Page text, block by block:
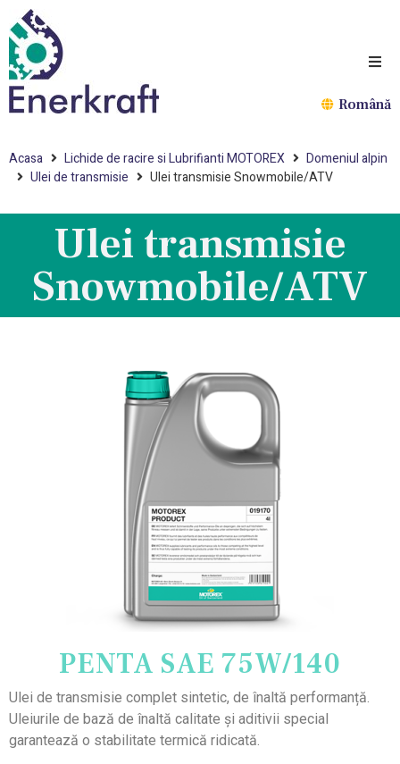
Română
Acasa Lichide de racire si Lubrifianti MOTOREX
Domeniul alpin
Ulei de transmisie
Ulei transmisie Snowmobile/ATV
Ulei transmisie
Snowmobile/ATV
PENTA SAE 75W/140
Ulei de transmisie complet sintetic, de înaltă performanță.
Uleiurile de bază de înaltă calitate și aditivii special
garantează o stabilitate termică ridicată.